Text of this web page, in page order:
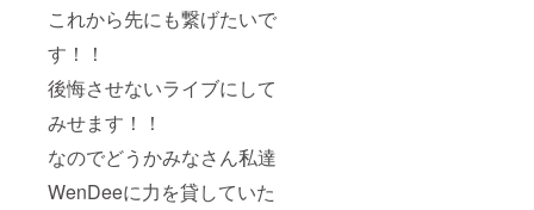
これから先にも繋げたいで
す！！
後悔させないライブにして
みせます！！
なのでどうかみなさん私達
WenDeeに力を貸していた